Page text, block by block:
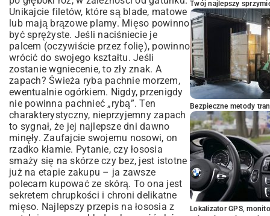
Unikajcie filetów, które są blade, matowe
lub mają brązowe plamy. Mięso powinno
być sprężyste. Jeśli naciśniecie je
palcem (oczywiście przez folię), powinno
wrócić do swojego kształtu. Jeśli
zostanie wgniecenie, to zły znak. A
zapach? Świeża ryba pachnie morzem,
ewentualnie ogórkiem. Nigdy, przenigdy
nie powinna pachnieć „rybą”. Ten
charakterystyczny, nieprzyjemny zapach
to sygnał, że jej najlepsze dni dawno
minęły. Zaufajcie swojemu nosowi, on
rzadko kłamie. Pytanie, czy łososia
smaży się na skórze czy bez, jest istotne
już na etapie zakupu – ja zawsze
polecam kupować ze skórą. To ona jest
sekretem chrupkości i chroni delikatne
mięso. Najlepszy przepis na łososia z
Twój najlepszy
Bezpieczne metody
Lokalizator GPS,